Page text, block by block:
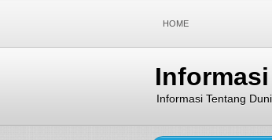
HOME
Informasi Tentang